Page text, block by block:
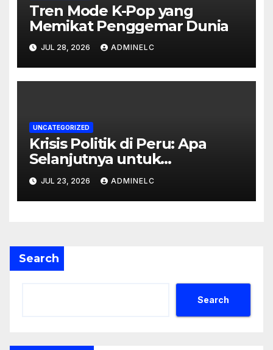
Tren Mode K-Pop yang
Memikat Penggemar Dunia
JUL 28, 2026 ADMINELC
UNCATEGORIZED
Krisis Politik di Peru: Apa
Selanjutnya untuk
Rakyatnya?
JUL 23, 2026 ADMINELC
Search
Search